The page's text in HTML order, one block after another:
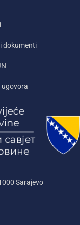
dokumenti
ugovora
Sarajevo